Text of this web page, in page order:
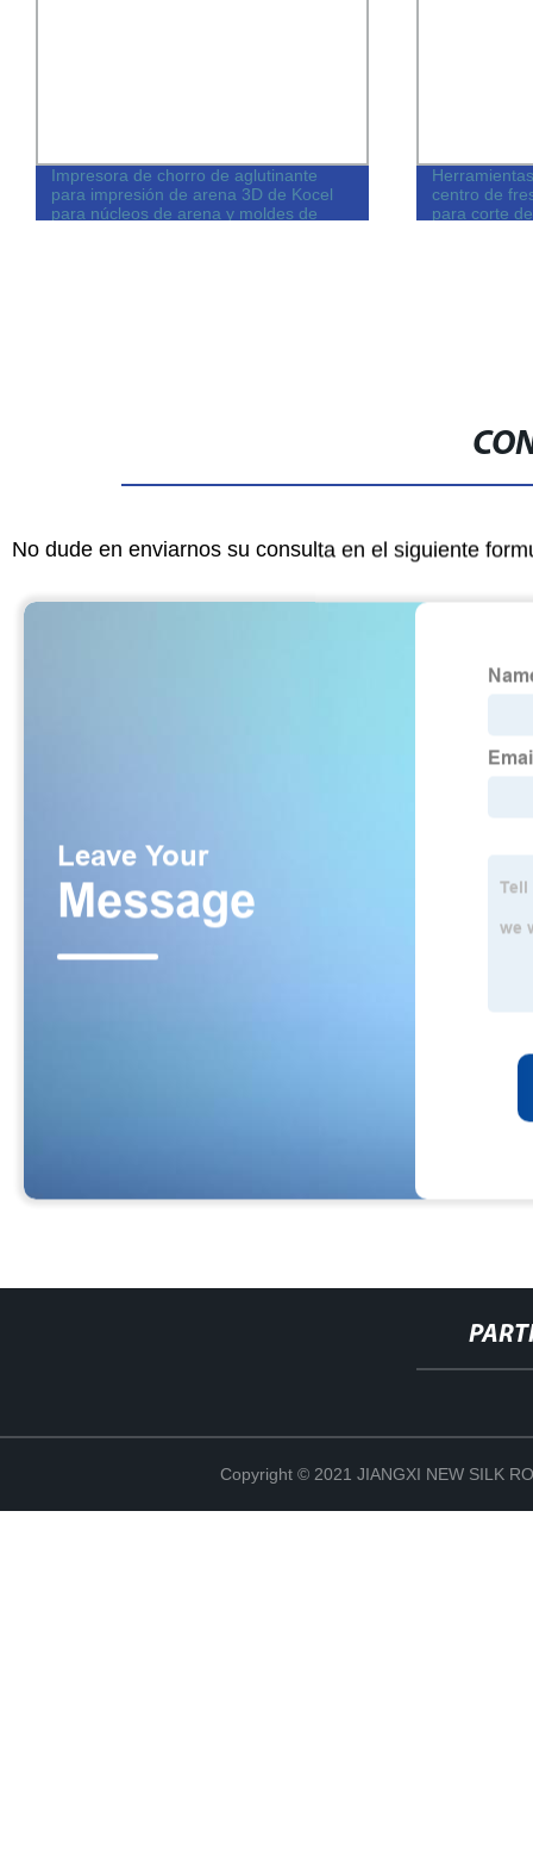
Impresora de chorro de aglutinante
para impresión de arena 3D de Kocel
para núcleos de arena y moldes de
centro de
para corte
No dude en enviarnos su consulta en el siguiente
Copyright © 2021 JIANGXI NEW SILK